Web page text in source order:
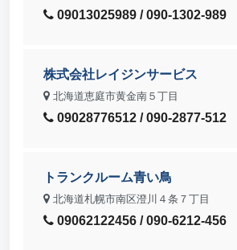
09013025989 / 090-1302-989
株式会社レイジンサービス
北海道恵庭市黄金南５丁目
09028776512 / 090-2877-512
トランクルーム青い鳥
北海道札幌市南区澄川４条７丁目
09062122456 / 090-6212-456